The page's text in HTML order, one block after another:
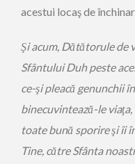
acestui locaş de
Şi acum, Dătătorule de
Sfântului Duh peste
ce-şi pleacă genunchii
binecuvintează-le
toate bună sporire şi îi
Tine, către Sfânta